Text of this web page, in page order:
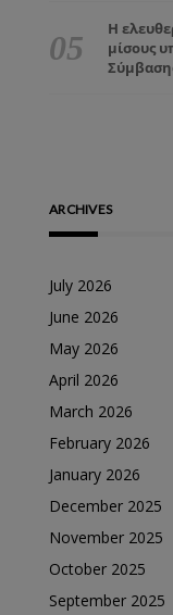
Η
μίσους
ARCHIVES
July 2026
June 2026
May 2026
April 2026
March 2026
February 2026
January 2026
December 2025
November 2025
October 2025
September 2025